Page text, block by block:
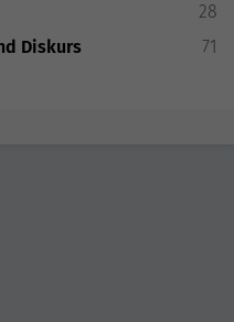
28
Diskurs
71